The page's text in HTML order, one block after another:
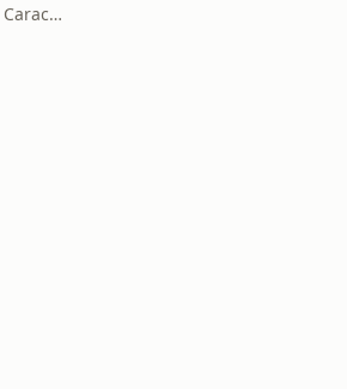
Julio Sánchez Cristo y Caracol Pódcast